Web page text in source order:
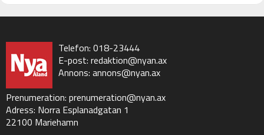
Telefon: 018-23444
E-post: redaktion@nyan.ax
Annons: annons@nyan.ax
Prenumeration: prenumeration@nyan.ax
Adress: Norra Esplanadgatan 1
22100 Mariehamn